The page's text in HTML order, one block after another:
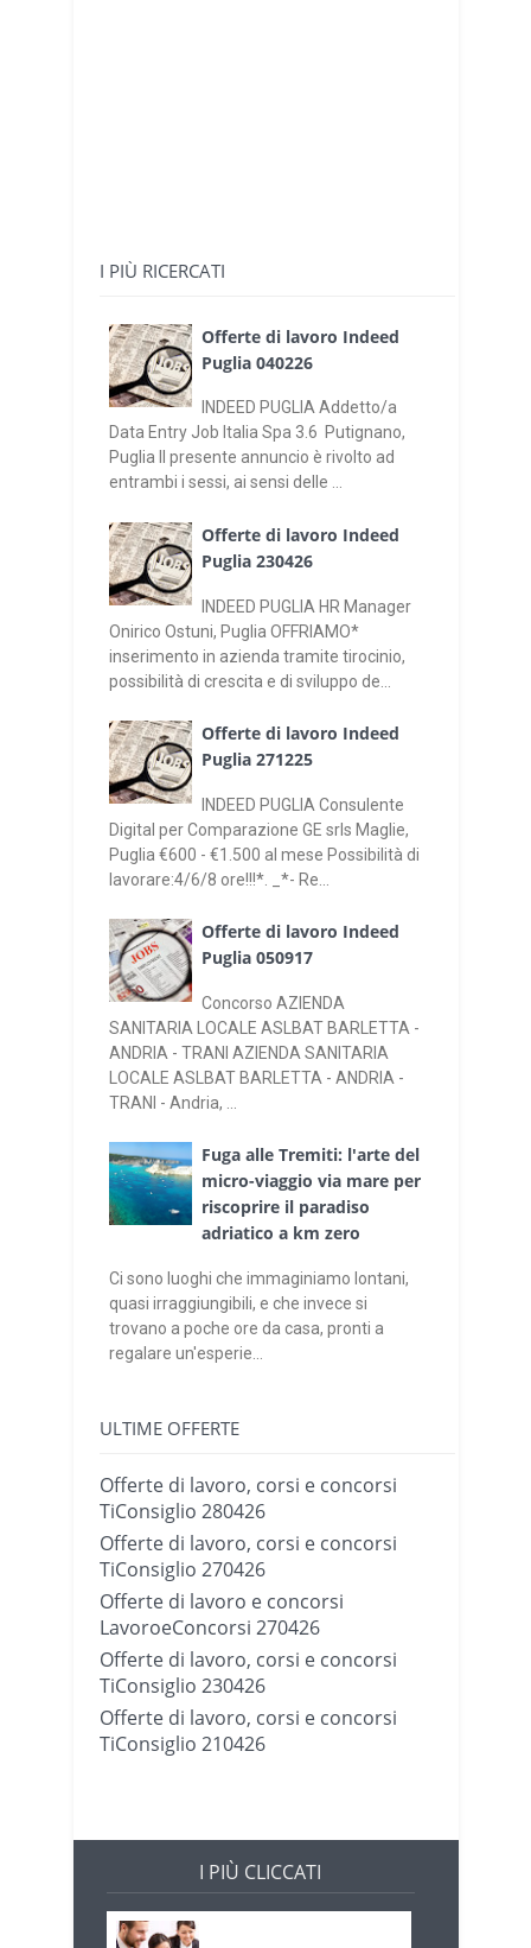
I PIÙ RICERCATI
Offerte di lavoro Indeed
Puglia 040226
INDEED PUGLIA Addetto/a
Data Entry Job Italia Spa 3.6 Putignano,
Puglia Il presente annuncio è rivolto ad
entrambi i sessi, ai sensi delle ...
Offerte di lavoro Indeed
Puglia 230426
INDEED PUGLIA HR Manager
Onirico Ostuni, Puglia OFFRIAMO*
inserimento in azienda tramite tirocinio,
possibilità di crescita e di sviluppo de...
Offerte di lavoro Indeed
Puglia 271225
INDEED PUGLIA Consulente
Digital per Comparazione GE srls Maglie,
Puglia €600 - €1.500 al mese Possibilità di
lavorare:4/6/8 ore!!!*. _*- Re...
Offerte di lavoro Indeed
Puglia 050917
Concorso AZIENDA
SANITARIA LOCALE ASLBAT BARLETTA -
ANDRIA - TRANI AZIENDA SANITARIA
LOCALE ASLBAT BARLETTA - ANDRIA -
TRANI - Andria, ...
Fuga alle Tremiti: l'arte del
micro-viaggio via mare per
riscoprire il paradiso
adriatico a km zero
Ci sono luoghi che immaginiamo lontani,
quasi irraggiungibili, e che invece si
trovano a poche ore da casa, pronti a
regalare un'esperie...
ULTIME OFFERTE
Offerte di lavoro, corsi e concorsi
TiConsiglio 280426
Offerte di lavoro, corsi e concorsi
TiConsiglio 270426
Offerte di lavoro e concorsi
LavoroeConcorsi 270426
Offerte di lavoro, corsi e concorsi
TiConsiglio 230426
Offerte di lavoro, corsi e concorsi
TiConsiglio 210426
I PIÙ CLICCATI